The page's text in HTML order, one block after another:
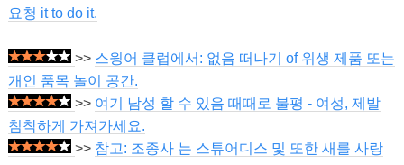
요청 it to do it.
>> 스윙어 클럽에서: 없음 떠나기 of 위생 제품 또는
개인 품목 놀이 공간.
>> 여기 남성 할 수 있음 때때로 불평 - 여성, 제발
침착하게 가져가세요.
>> 참고: 조종사 는 스튜어디스 및 또한 새를 사랑